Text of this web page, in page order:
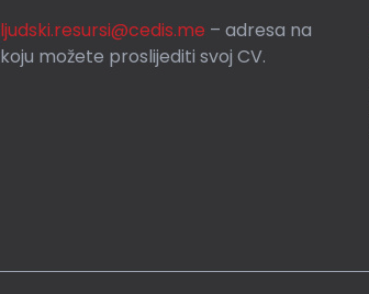
ljudski.resursi@cedis.me – adresa na
koju možete proslijediti svoj CV.